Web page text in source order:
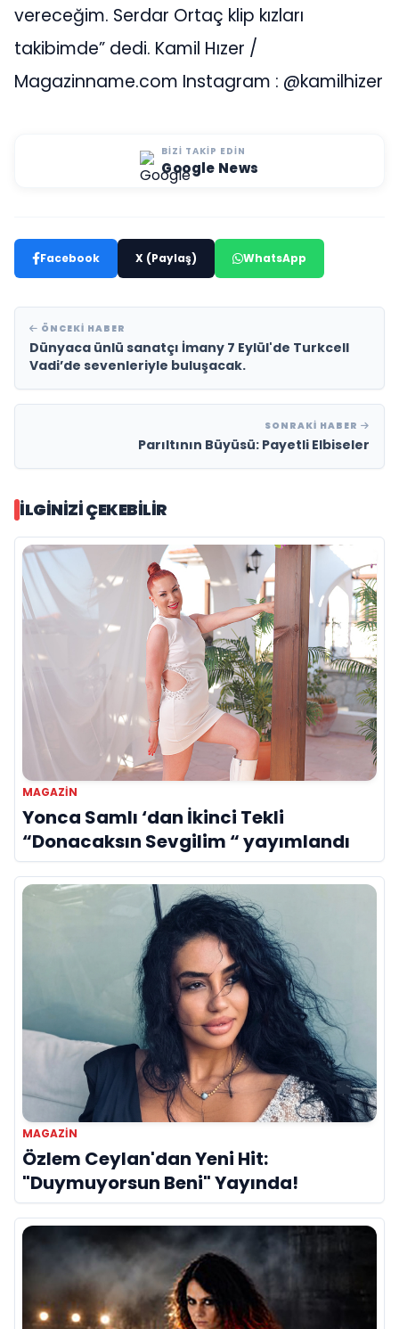
vereceğim. Serdar Ortaç klip kızları
takibimde” dedi. Kamil Hızer /
Magazinname.com Instagram : @kamilhizer
BIZI TAKIP EDIN
Google News
Facebook X (Paylaş) WhatsApp
ÖNCEKI HABER
Dünyaca ünlü sanatçı İmany 7 Eylül'de Turkcell
Vadi’de sevenleriyle buluşacak.
SONRAKI HABER
Parıltının Büyüsü: Payetli Elbiseler
İLGINIZI ÇEKEBILIR
MAGAZIN
Yonca Samlı ‘dan İkinci Tekli
“Donacaksın Sevgilim “ yayımlandı
MAGAZIN
Özlem Ceylan'dan Yeni Hit:
"Duymuyorsun Beni" Yayında!